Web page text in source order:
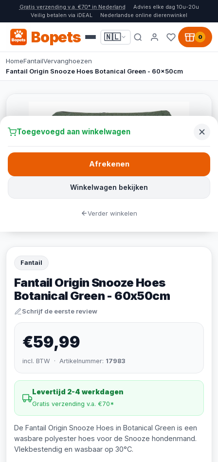
Gratis verzending v.a. €70* in Nederland
Advies elke dag 10u-20u
Veilig betalen via iDEAL
Nederlandse online dierenwinkel
Bopets 🇳🇱 0
HomeFantailVervanghoezen
Fantail Origin Snooze Hoes Botanical Green - 60x50cm
Fantail
Fantail Origin Snooze Hoes
Botanical Green - 60x50cm
Schrijf de eerste review
€59,99
incl. BTW · Artikelnummer: 17983
Levertijd 2-4 werkdagen
Gratis verzending v.a. €70*
De Fantail Origin Snooze Hoes in Botanical Green is een
wasbare polyester hoes voor de Snooze hondenmand.
Vlekbestendig en wasbaar op 30°C.
Toegevoegd aan winkelwagen
Winkelwagen bekijken
Afrekenen
Verder winkelen